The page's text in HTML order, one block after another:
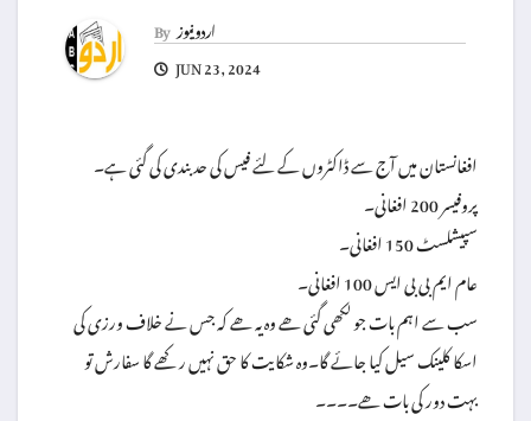
Byاردو نیوز
JUN 23, 2024
افغانستان میں آج سے ڈاکٹروں کے لئے فیس کی حد بندی کی گئی ہے۔
پروفیسر 200 افغانی۔
سپیشلسٹ 150 افغانی۔
عام ایم بی بی ایس 100 افغانی۔
سب سے اہم بات جو لکھی گئی ھے وہ یہ ھے کہ جس نے خلاف ورزی کی
اسکا کلینک سیل کیا جائے گا۔وہ شکایت کا حق نہیں رکھے گا سفارش تو
بہت دور کی بات ھے۔۔۔۔